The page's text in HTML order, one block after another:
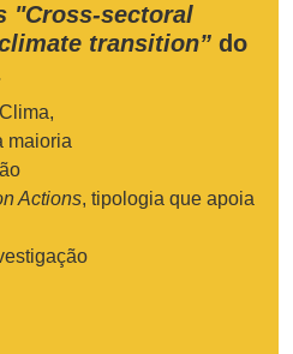
"Cross-sectoral
transition” do
maioria
Actions, tipologia que apoia